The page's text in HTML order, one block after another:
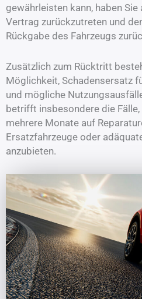
gewährleisten kann, haben
Vertrag zurückzutreten und
Rückgabe des Fahrzeugs
Zusätzlich zum Rücktritt
Möglichkeit, Schadensersatz
und mögliche
betrifft insbesondere die Fälle,
mehrere Monate auf
Ersatzfahrzeuge oder
anzubieten.